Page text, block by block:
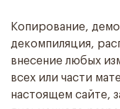
Копирование,
декомпиляция,
внесение любых
всех или части
настоящем сайте,